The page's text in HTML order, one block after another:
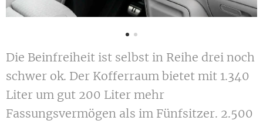
Die Beinfreiheit ist selbst in Reihe drei noch
schwer ok. Der Kofferraum bietet mit 1.340
Liter um gut 200 Liter mehr
Fassungsvermögen als im Fünfsitzer. 2.500